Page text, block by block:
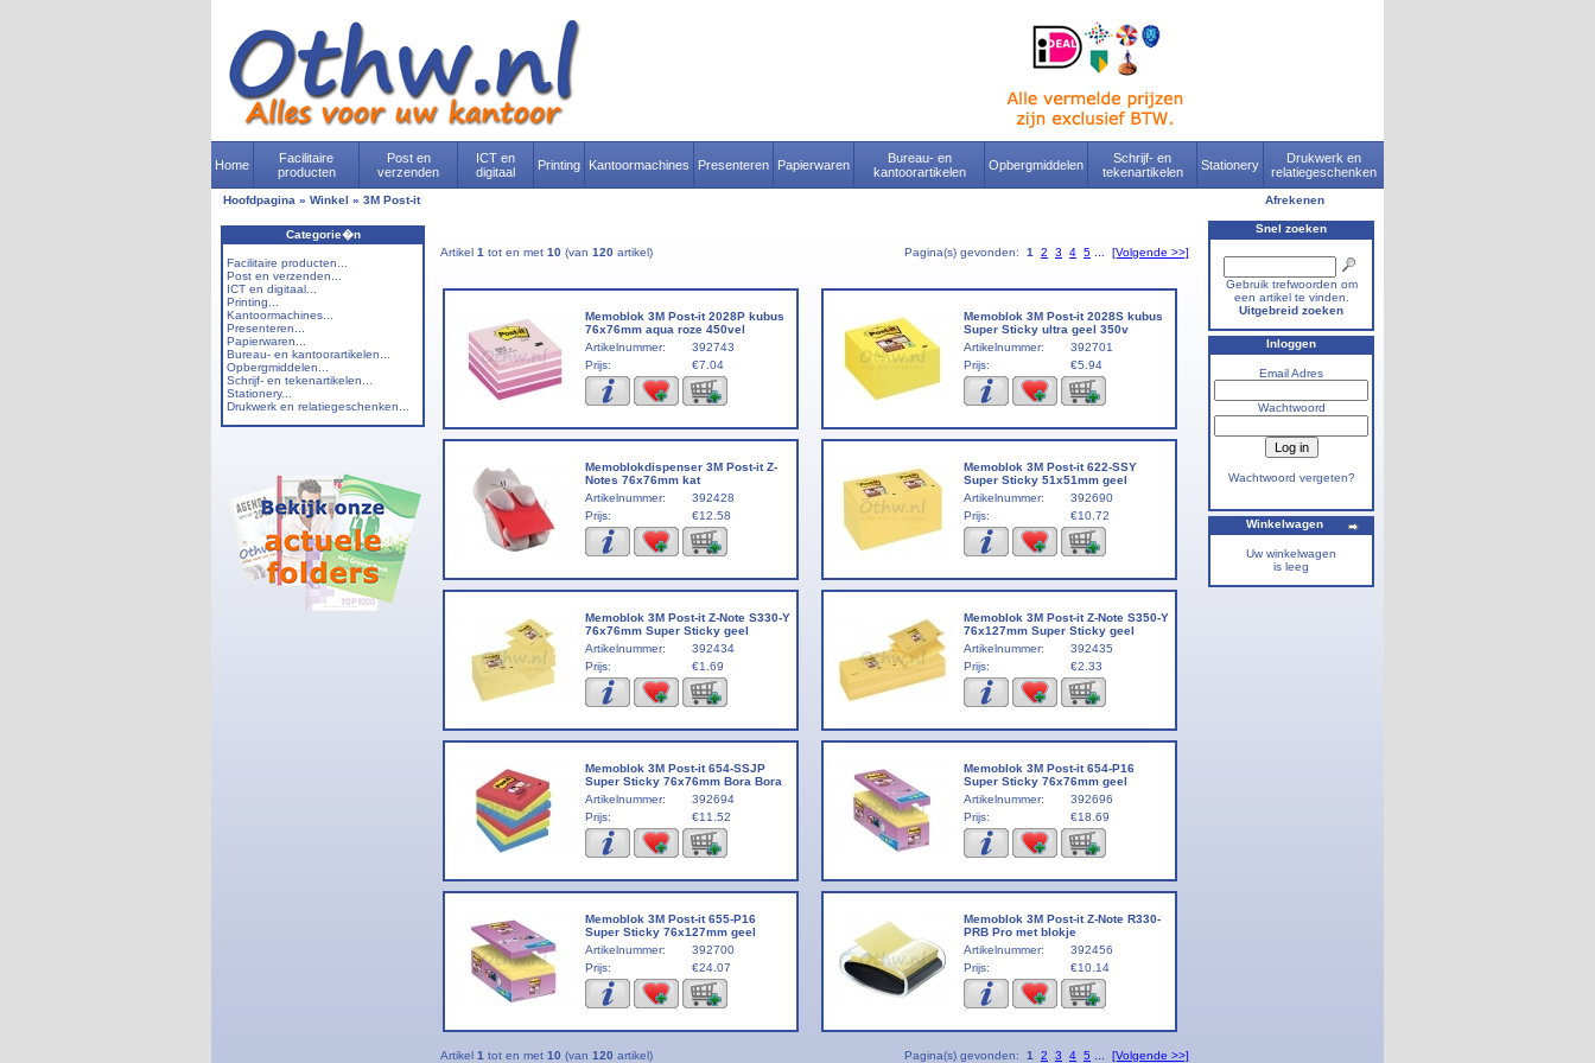
Home
Facilitaire
producten
Post en
verzenden
ICT en
digitaal
Printing Kantoormachines Presenteren Papierwaren
Bureau- en
kantoorartikelen
Opbergmiddelen
Schrijf- en
tekenartikelen
Stationery
Drukwerk en
relatiegeschenken
Hoofdpagina » Winkel » 3M Post-it Afrekenen
Categorie�n
Facilitaire producten...
Post en verzenden...
ICT en digitaal...
Printing...
Kantoormachines...
Presenteren...
Papierwaren...
Bureau- en kantoorartikelen...
Opbergmiddelen...
Schrijf- en tekenartikelen...
Stationery...
Drukwerk en relatiegeschenken...
Artikel 1 tot en met 10 (van 120 artikel) Pagina(s) gevonden: 1 2 3 4 5 [Volgende >>]
Memoblok 3M Post-it 2028P kubus
76x76mm aqua roze 450vel
Artikelnummer:
392743
Prijs:
€7.04
Memoblok 3M Post-it 2028S kubus
Super Sticky ultra geel 350v
Artikelnummer:
392701
Prijs:
€5.94
Memoblokdispenser 3M Post-it Z-
Notes 76x76mm kat
Artikelnummer:
392428
Prijs:
€12.58
Memoblok 3M Post-it 622-SSY
Super Sticky 51x51mm geel
Artikelnummer:
392690
Prijs:
€10.72
Memoblok 3M Post-it Z-Note S330-Y
76x76mm Super Sticky geel
Artikelnummer:
392434
Prijs:
€1.69
Memoblok 3M Post-it Z-Note S350-Y
76x127mm Super Sticky geel
Artikelnummer:
392435
Prijs:
€2.33
Memoblok 3M Post-it 654-SSJP
Super Sticky 76x76mm Bora Bora
Artikelnummer:
392694
Prijs:
€11.52
Memoblok 3M Post-it 654-P16
Super Sticky 76x76mm geel
Artikelnummer:
392696
Prijs:
€18.69
Memoblok 3M Post-it 655-P16
Super Sticky 76x127mm geel
Artikelnummer:
392700
Prijs:
€24.07
Memoblok 3M Post-it Z-Note R330-
PRB Pro met blokje
Artikelnummer:
392456
Prijs:
€10.14
Artikel 1 tot en met 10 (van 120 artikel) Pagina(s) gevonden: 1 2 3 4 5 [Volgende >>]
Snel zoeken
Gebruik trefwoorden om
een artikel te vinden.
Uitgebreid zoeken
Inloggen
Email Adres
Wachtwoord
Wachtwoord vergeten?
Winkelwagen
Uw winkelwagen
is leeg